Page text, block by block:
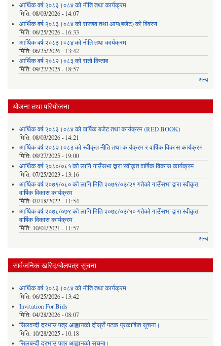
आर्थिक वर्ष २०८३।०८४ को नीति तथा कार्यक्रम
मिति: 08/03/2026 - 14:07
आर्थिक वर्ष २०८३।०८४ को राजश्व तथा आय(बजेट) को विवरण
मिति: 06/25/2026 - 16:33
आर्थिक वर्ष २०८३।०८४ को नीति तथा कार्यक्रम
मिति: 06/25/2026 - 13:42
आर्थिक वर्ष २०८२।०८३ को रातो किताब
मिति: 09/27/2025 - 18:57
अन्य
योजना तथा परियोजना
आर्थिक वर्ष २०८३।०८४ को वार्षिक बजेट तथा कार्यक्रम (RED BOOK)
मिति: 08/03/2026 - 14:21
आर्थिक वर्ष २०८२।०८३ को स्वीकृत नीति तथा कार्यक्रम र वार्षिक विकास कार्यक्रम
मिति: 09/27/2025 - 19:00
आर्थिक वर्ष २०८०/०८१ को लागि गाउँसभा द्वारा स्वीकृत वार्षिक विकास कार्यक्रम
मिति: 07/25/2023 - 13:16
आर्थिक वर्ष २०७९/०८० को लागि मिति २०७९/०३/२१ गतेको गाउँसभा द्वारा स्वीकृत
वार्षिक विकास कार्यक्रम
मिति: 07/18/2022 - 11:54
आर्थिक वर्ष २०७८/०७९ को लागि मिति २०७८/०३/१० गतेको गाउँसभा द्वारा स्वीकृत
वार्षिक विकास कार्यक्रम
मिति: 10/01/2021 - 11:57
अन्य
सार्वजनिक खरिद/बोलपत्र सूचना
आर्थिक वर्ष २०८३।०८४ को नीति तथा कार्यक्रम
मिति: 06/25/2026 - 13:42
Invitation For Bids
मिति: 04/28/2026 - 08:07
सिलवन्दी दरभाउ पत्र आह्वानको दोर्स्रो पटक प्रकाशित सूचना।
मिति: 10/28/2025 - 10:18
सिलबन्दी दरभाउ पत्र आह्वानको सूचना।